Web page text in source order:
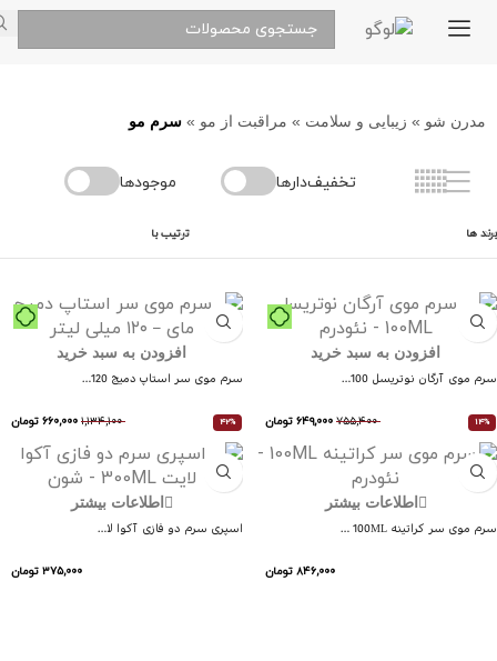
مدرن شو » زیبایی و سلامت » مراقبت از مو » سرم مو
تخفیف‌دارها موجودها
برند ها ترتیب با
افزودن به سبد خرید
سرم موی آرگان نوتریسل 100…
14% ۷۵۵,۴۰۰ ۶۴۹,۰۰۰ تومان
افزودن به سبد خرید
سرم موی سر استاپ دمیج 120…
42% ۱,۱۳۴,۱۰۰ ۶۶۰,۰۰۰ تومان
اطلاعات بیشتر
سرم موی سر کراتینه 100ML …
۸۴۶,۰۰۰ تومان
اطلاعات بیشتر
اسپری سرم دو فازی آکوا لا…
۳۷۵,۰۰۰ تومان